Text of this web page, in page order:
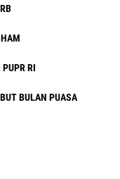
RI
BULAN PUASA